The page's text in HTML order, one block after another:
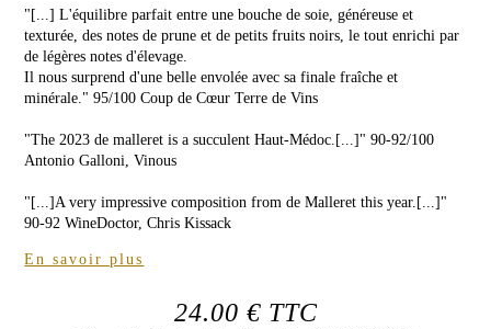
CONTACTER
"[...] L'équilibre parfait entre une bouche de soie, généreuse et
texturée, des notes de prune et de petits fruits noirs, le tout enrichi par
de légères notes d'élevage.
Il nous surprend d'une belle envolée avec sa finale fraîche et
minérale." 95/100 Coup de Cœur Terre de Vins
"The 2023 de malleret is a succulent Haut-Médoc.[...]" 90-92/100
Antonio Galloni, Vinous
"[...]A very impressive composition from de Malleret this year.[...]"
90-92 WineDoctor, Chris Kissack
En savoir plus
24.00 € TTC